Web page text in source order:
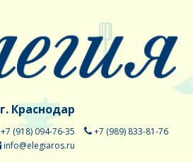
г. Краснодар
+7 (918) 094-76-35
+7 (989) 833-81-76
info@elegiaros.ru